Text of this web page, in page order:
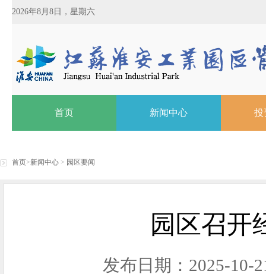
2026年8月8日，星期六
首页 新闻中心 投
首页>新闻中心 > 园区要闻
园区召开
发布日期：2025-